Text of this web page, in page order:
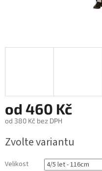
od 460 Kč
od 380 Kč bez DPH
cena:
Zvolte variantu
Velikost